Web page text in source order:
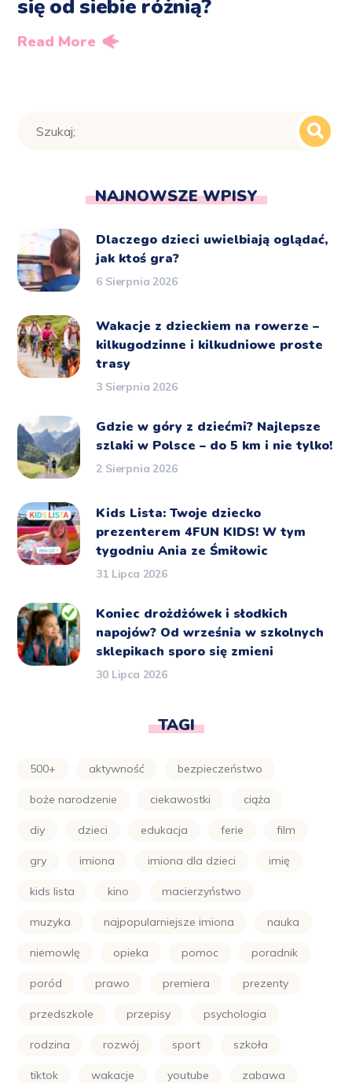
się od siebie różnią?
Read More
NAJNOWSZE WPISY
Dlaczego dzieci uwielbiają oglądać,
jak ktoś gra?
6 Sierpnia 2026
Wakacje z dzieckiem na rowerze –
kilkugodzinne i kilkudniowe proste
trasy
3 Sierpnia 2026
Gdzie w góry z dziećmi? Najlepsze
szlaki w Polsce – do 5 km i nie tylko!
2 Sierpnia 2026
Kids Lista: Twoje dziecko
prezenterem 4FUN KIDS! W tym
tygodniu Ania ze Śmiłowic
31 Lipca 2026
Koniec drożdżówek i słodkich
napojów? Od września w szkolnych
sklepikach sporo się zmieni
30 Lipca 2026
TAGI
500+ aktywność bezpieczeństwo
boże narodzenie ciekawostki ciąża
diy dzieci edukacja ferie film
gry imiona imiona dla dzieci imię
kids lista kino macierzyństwo
muzyka najpopularniejsze imiona nauka
niemowlę opieka pomoc poradnik
poród prawo premiera prezenty
przedszkole przepisy psychologia
rodzina rozwój sport szkoła
tiktok wakacje youtube zabawa